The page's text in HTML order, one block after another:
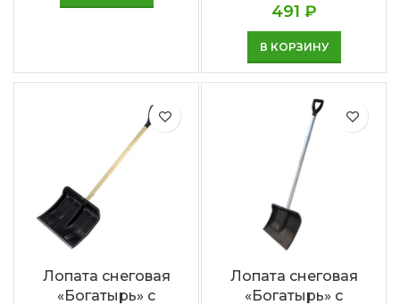
491 ₽
В КОРЗИНУ
Лопата снеговая
«Богатырь» с
Лопата снеговая
«Богатырь» с